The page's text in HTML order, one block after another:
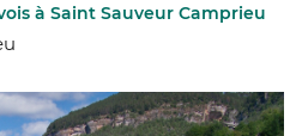
à Saint Sauveur Camprieu